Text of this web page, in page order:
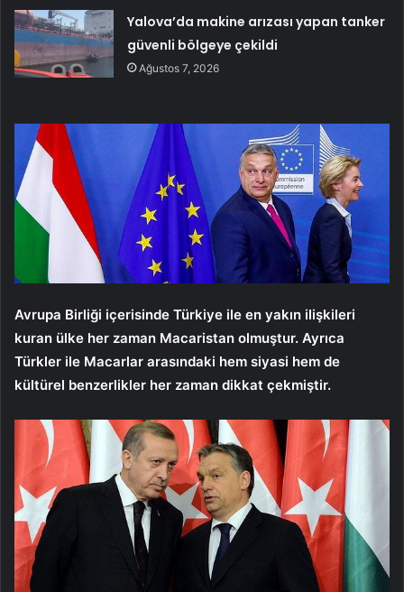
Yalova’da makine arızası yapan tanker
güvenli bölgeye çekildi
Ağustos 7, 2026
Avrupa Birliği içerisinde Türkiye ile en yakın ilişkileri
kuran ülke her zaman Macaristan olmuştur. Ayrıca
Türkler ile Macarlar arasındaki hem siyasi hem de
kültürel benzerlikler her zaman dikkat çekmiştir.